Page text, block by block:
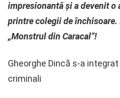
impresionantă și a devenit o
printre colegii de închisoare.
„Monstrul din Caracal”!
Gheorghe Dincă s-a
criminali